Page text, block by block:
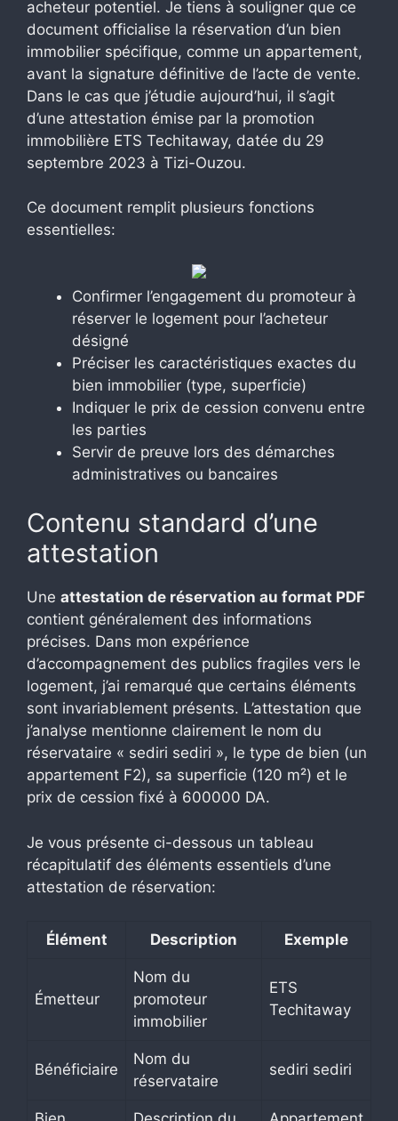
acheteur potentiel. Je tiens à souligner que ce
document officialise la réservation d’un bien
immobilier spécifique, comme un appartement,
avant la signature définitive de l’acte de vente.
Dans le cas que j’étudie aujourd’hui, il s’agit
d’une attestation émise par la promotion
immobilière ETS Techitaway, datée du 29
septembre 2023 à Tizi-Ouzou.
Ce document remplit plusieurs fonctions
essentielles:
Confirmer l’engagement du promoteur à
réserver le logement pour l’acheteur
désigné
Préciser les caractéristiques exactes du
bien immobilier (type, superficie)
Indiquer le prix de cession convenu entre
les parties
Servir de preuve lors des démarches
administratives ou bancaires
Contenu standard d’une
attestation
Une attestation de réservation au format PDF
contient généralement des informations
précises. Dans mon expérience
d’accompagnement des publics fragiles vers le
logement, j’ai remarqué que certains éléments
sont invariablement présents. L’attestation que
j’analyse mentionne clairement le nom du
réservataire « sediri sediri », le type de bien (un
appartement F2), sa superficie (120 m²) et le
prix de cession fixé à 600000 DA.
Je vous présente ci-dessous un tableau
récapitulatif des éléments essentiels d’une
attestation de réservation:
Élément Description Exemple
Émetteur
Nom du
promoteur
immobilier
ETS
Techitaway
Bénéficiaire
Nom du
réservataire
sediri sediri